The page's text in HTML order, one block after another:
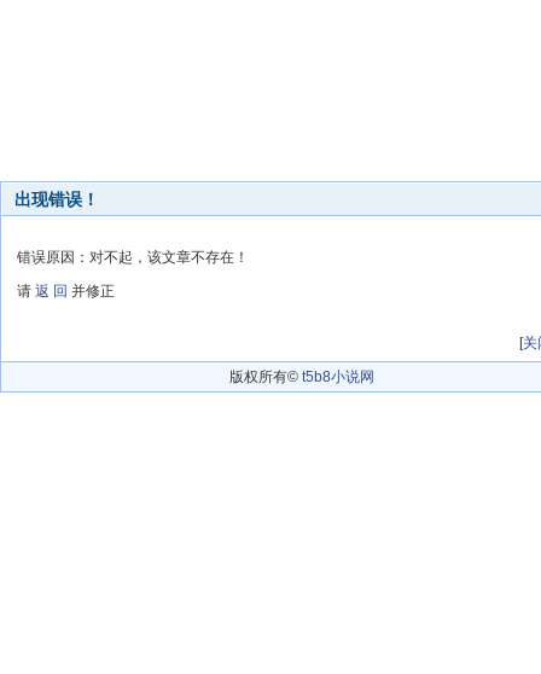
出现错误！
错误原因：对不起，该文章不存在！
请 返 回 并修正
[关
版权所有© t5b8小说网